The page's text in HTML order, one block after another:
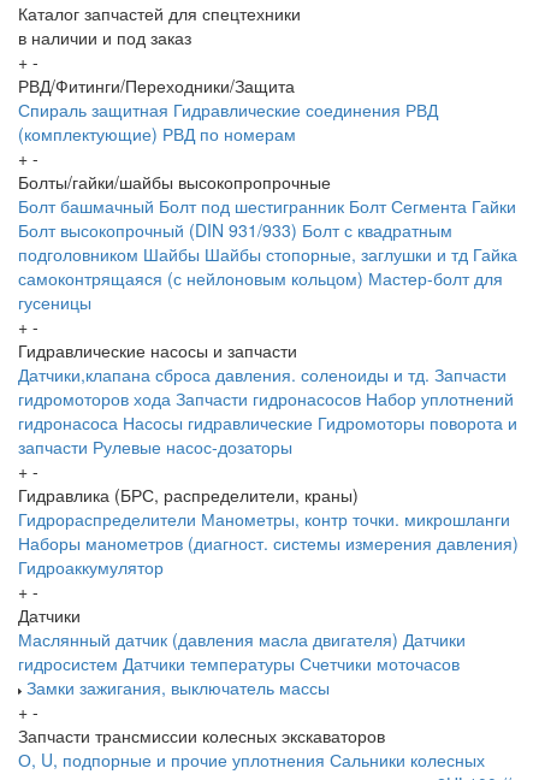
Каталог запчастей для спецтехники
в наличии и под заказ
+ -
РВД/Фитинги/Переходники/Защита
Спираль защитная Гидравлические соединения РВД
(комплектующие) РВД по номерам
+ -
Болты/гайки/шайбы высокопропрочные
Болт башмачный Болт под шестигранник Болт Сегмента Гайки
Болт высокопрочный (DIN 931/933) Болт с квадратным
подголовником Шайбы Шайбы стопорные, заглушки и тд Гайка
самоконтрящаяся (с нейлоновым кольцом) Мастер-болт для
гусеницы
+ -
Гидравлические насосы и запчасти
Датчики,клапана сброса давления. соленоиды и тд. Запчасти
гидромоторов хода Запчасти гидронасосов Набор уплотнений
гидронасоса Насосы гидравлические Гидромоторы поворота и
запчасти Рулевые насос-дозаторы
+ -
Гидравлика (БРС, распределители, краны)
Гидрораспределители Манометры, контр точки. микрошланги
Наборы манометров (диагност. системы измерения давления)
Гидроаккумулятор
+ -
Датчики
Маслянный датчик (давления масла двигателя) Датчики
гидросистем Датчики температуры Счетчики моточасов
Замки зажигания, выключатель массы
+ -
Запчасти трансмиссии колесных экскаваторов
О, U, подпорные и прочие уплотнения Сальники колесных